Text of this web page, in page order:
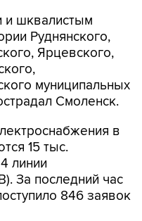
и шквалистым
Руднянского,
Ярцевского,
муниципальных
Смоленск.
в
15 тыс.
линии
За последний час
846 заявок